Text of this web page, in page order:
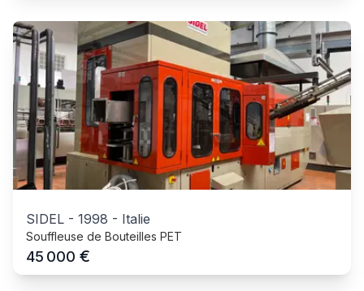
SIDEL - 1998 - Italie
Souffleuse de Bouteilles PET
45 000 €